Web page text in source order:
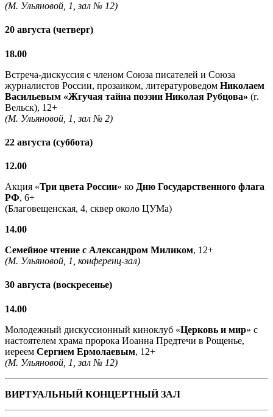
(М. Ульяновой, 1, зал № 12)
20 августа (четверг)
18.00
Встреча-дискуссия с членом Союза писателей и Союза
журналистов России, прозаиком, литературоведом Николаем
Васильевым «Жгучая тайна поэзии Николая Рубцова» (г.
Вельск), 12+
(М. Ульяновой, 1, зал № 2)
22 августа (суббота)
12.00
Акция «Три цвета России» ко Дню Государственного флага
РФ, 6+
(Благовещенская, 4, сквер около ЦУМа)
14.00
Семейное чтение с Александром Миликом, 12+
(М. Ульяновой, 1, конференц-зал)
30 августа (воскресенье)
14.00
Молодежный дискуссионный киноклуб «Церковь и мир» с
настоятелем храма пророка Иоанна Предтечи в Рощенье,
иереем Сергием Ермолаевым, 12+
(М. Ульяновой, 1, зал № 12)
ВИРТУАЛЬНЫЙ КОНЦЕРТНЫЙ ЗАЛ